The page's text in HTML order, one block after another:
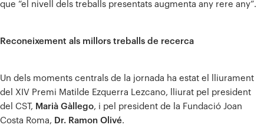
que “el nivell dels treballs presentats augmenta any rere any”.
Reconeixement als millors treballs de recerca
Un dels moments centrals de la jornada ha estat el lliurament
del XIV Premi Matilde Ezquerra Lezcano, lliurat pel president
del CST, Marià Gàllego, i pel president de la Fundació Joan
Costa Roma, Dr. Ramon Olivé.